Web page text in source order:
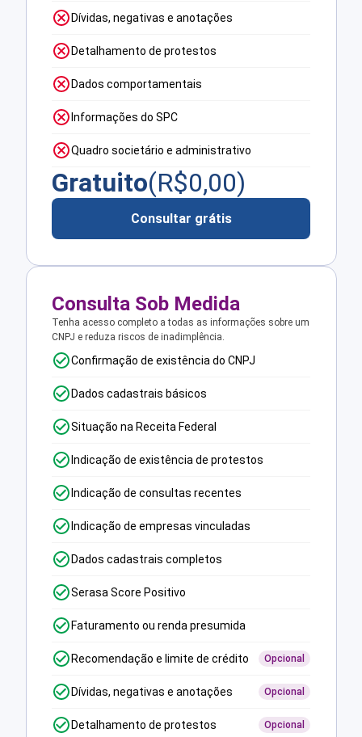
Dívidas, negativas e anotações
Detalhamento de protestos
Dados comportamentais
Informações do SPC
Quadro societário e administrativo
Gratuito(R$0,00)
Consultar grátis
Consulta Sob Medida
Tenha acesso completo a todas as informações sobre um
CNPJ e reduza riscos de inadimplência.
Confirmação de existência do CNPJ
Dados cadastrais básicos
Situação na Receita Federal
Indicação de existência de protestos
Indicação de consultas recentes
Indicação de empresas vinculadas
Dados cadastrais completos
Serasa Score Positivo
Faturamento ou renda presumida
Recomendação e limite de crédito Opcional
Dívidas, negativas e anotações Opcional
Detalhamento de protestos Opcional